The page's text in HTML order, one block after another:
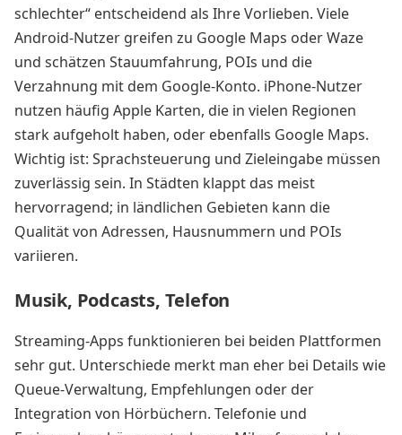
schlechter“ entscheidend als Ihre Vorlieben. Viele
Android-Nutzer greifen zu Google Maps oder Waze
und schätzen Stauumfahrung, POIs und die
Verzahnung mit dem Google-Konto. iPhone-Nutzer
nutzen häufig Apple Karten, die in vielen Regionen
stark aufgeholt haben, oder ebenfalls Google Maps.
Wichtig ist: Sprachsteuerung und Zieleingabe müssen
zuverlässig sein. In Städten klappt das meist
hervorragend; in ländlichen Gebieten kann die
Qualität von Adressen, Hausnummern und POIs
variieren.
Musik, Podcasts, Telefon
Streaming-Apps funktionieren bei beiden Plattformen
sehr gut. Unterschiede merkt man eher bei Details wie
Queue-Verwaltung, Empfehlungen oder der
Integration von Hörbüchern. Telefonie und